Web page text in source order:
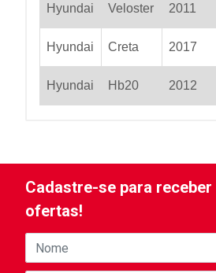
Hyundai Veloster 2011
Hyundai Creta 2017
Hyundai Hb20 2012
Cadastre-se para
ofertas!